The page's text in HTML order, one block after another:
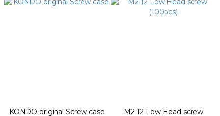
KONDO original Screw case
M2-12 Low Head screw